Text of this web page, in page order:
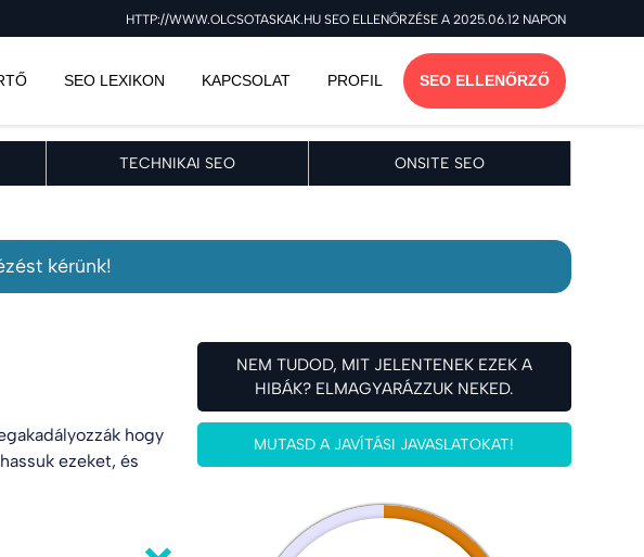
HTTP://WWW.OLCSOTASKAK.HU SEO ELLENŐRZÉSE A 2025.06.12 NAPON
SEO LEXIKON KAPCSOLAT PROFIL SEO ELLENŐRZŐ
TECHNIKAI SEO ONSITE SEO
kérünk!
hogy
ezeket, és
NEM TUDOD, MIT JELENTENEK EZEK A
HIBÁK? ELMAGYARÁZZUK NEKED.
MUTASD A JAVÍTÁSI JAVASLATOKAT!